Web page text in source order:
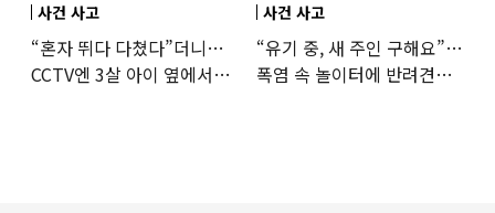
사건 사고
“혼자 뛰다 다쳤다”더니…
CCTV엔 3살 아이 옆에서
사건 사고
“유기 중, 새 주인 구해요”…
폭염 속 놀이터에 반려견